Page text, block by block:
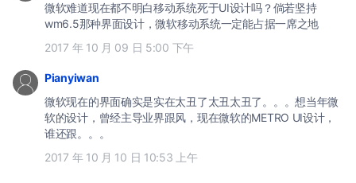
微软难道现在都不明白移动系统死于UI设计吗？倘若坚持
wm6.5那种界面设计，微软移动系统一定能占据一席之地
2017 年 10 月 09 日 5:00 下午
Pianyiwan
微软现在的界面确实是实在太丑了太丑太丑了。。。想当年微
软的设计，曾经主导业界跟风，现在微软的METRO UI设计，
谁还跟。。。
2017 年 10 月 10 日 10:53 上午